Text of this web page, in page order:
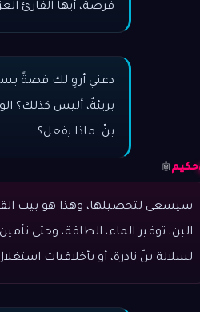
فرصةً، أيها القارئ
دعني أروِ لك قصةً
بريئةٌ، أليس كذلك؟
بنّ. ماذا يفعل؟
حكيم 🤖
سيسعى لتحصيلها، وهذا هو بيت
البن، توفير الماء، الطاقة، وحتى
لسلالة بنّ نادرة، أو بأخلاقيات